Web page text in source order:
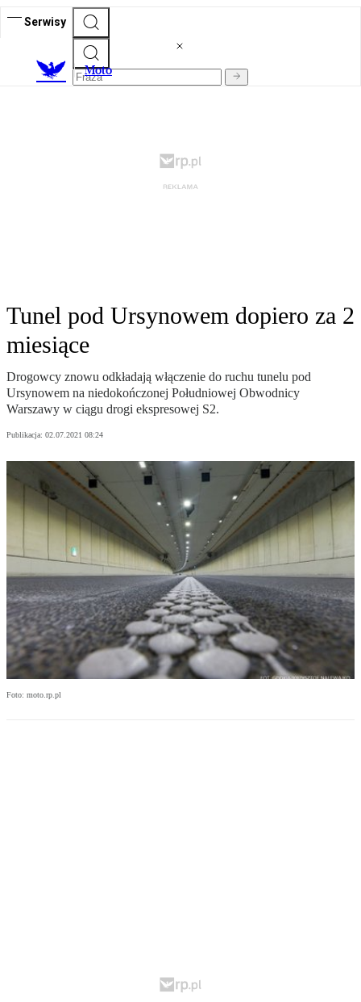
Serwisy
Moto
Tunel pod Ursynowem dopiero za 2
miesiące
Drogowcy znowu odkładają włączenie do ruchu tunelu pod
Ursynowem na niedokończonej Południowej Obwodnicy
Warszawy w ciągu drogi ekspresowej S2.
Publikacja: 02.07.2021 08:24
Foto: moto.rp.pl